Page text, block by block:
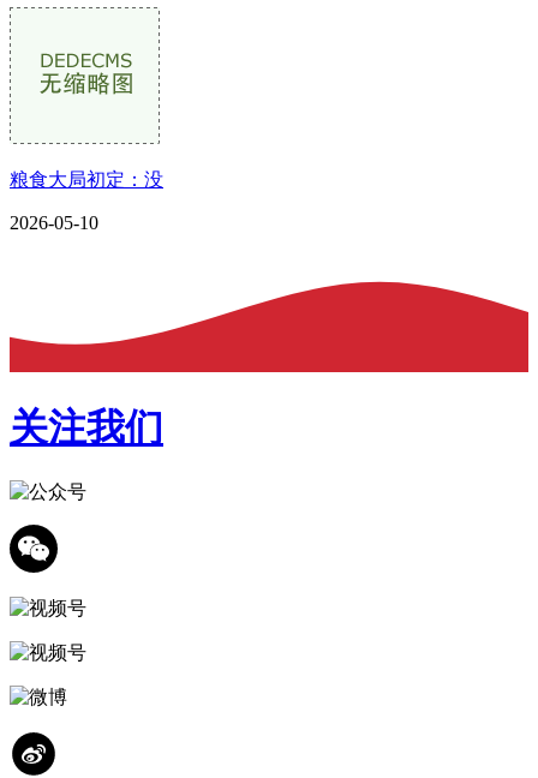
粮食大局初定：没
2026-05-10
关注我们